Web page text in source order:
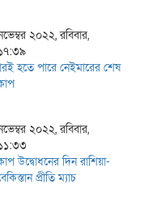
২০২২, রবিবার,
হতে পারে নেইমারের শেষ
২০২২, রবিবার,
উদ্বোধনের দিন রাশিয়া-
প্রীতি ম্যাচ